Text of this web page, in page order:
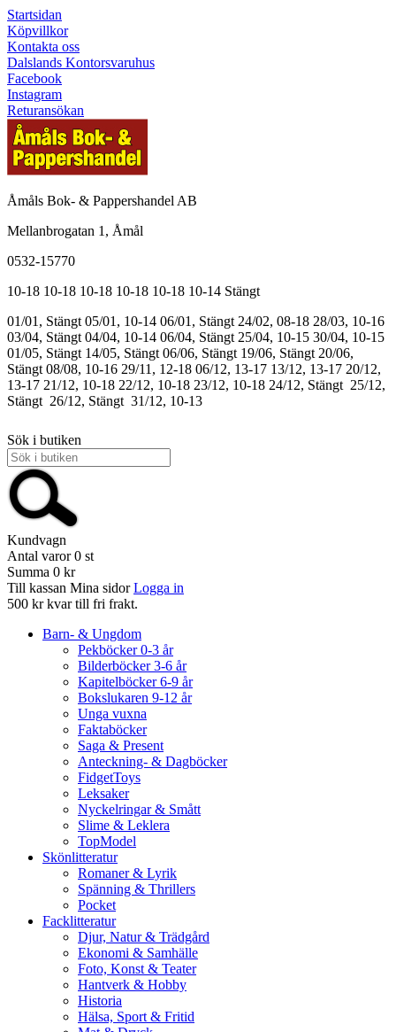
Startsidan
Köpvillkor
Kontakta oss
Dalslands Kontorsvaruhus
Facebook
Instagram
Returansökan
Åmåls Bok- & Pappershandel AB
Mellanbrogatan 1, Åmål
0532-15770
10-18 10-18 10-18 10-18 10-18 10-14 Stängt
01/01, Stängt 05/01, 10-14 06/01, Stängt 24/02, 08-18 28/03, 10-16
03/04, Stängt 04/04, 10-14 06/04, Stängt 25/04, 10-15 30/04, 10-15
01/05, Stängt 14/05, Stängt 06/06, Stängt 19/06, Stängt 20/06,
Stängt 08/08, 10-16 29/11, 12-18 06/12, 13-17 13/12, 13-17 20/12,
13-17 21/12, 10-18 22/12, 10-18 23/12, 10-18 24/12, Stängt 25/12,
Stängt 26/12, Stängt 31/12, 10-13
Sök i butiken
Kundvagn
Antal varor 0 st
Summa 0 kr
Till kassan Mina sidor Logga in
500 kr kvar till fri frakt.
Barn- & Ungdom
Pekböcker 0-3 år
Bilderböcker 3-6 år
Kapitelböcker 6-9 år
Bokslukaren 9-12 år
Unga vuxna
Faktaböcker
Saga & Present
Anteckning- & Dagböcker
FidgetToys
Leksaker
Nyckelringar & Smått
Slime & Leklera
TopModel
Skönlitteratur
Romaner & Lyrik
Spänning & Thrillers
Pocket
Facklitteratur
Djur, Natur & Trädgård
Ekonomi & Samhälle
Foto, Konst & Teater
Hantverk & Hobby
Historia
Hälsa, Sport & Fritid